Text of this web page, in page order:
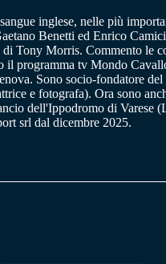
inglese, nelle più
Benetti ed Enrico
Tony Morris. Commento le
programma tv Mondo
Sono socio-fondatore
e fotografa). Ora sono
dell'Ippodromo di Varese
srl dal dicembre 2025.